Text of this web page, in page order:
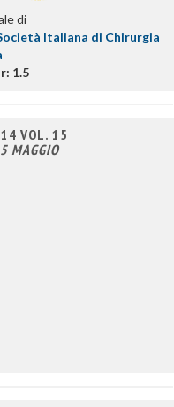
di
Italiana di Chirurgia
1.5
VOL. 15
MAGGIO